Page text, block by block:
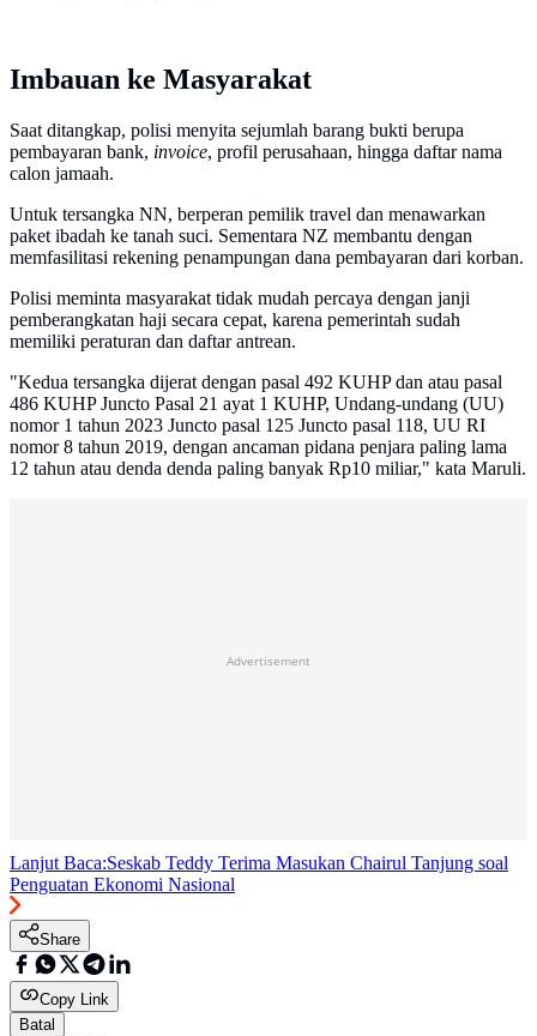
Imbauan ke Masyarakat
Saat ditangkap, polisi menyita sejumlah barang bukti berupa
pembayaran bank, invoice, profil perusahaan, hingga daftar nama
calon jamaah.
Untuk tersangka NN, berperan pemilik travel dan menawarkan
paket ibadah ke tanah suci. Sementara NZ membantu dengan
memfasilitasi rekening penampungan dana pembayaran dari korban.
Polisi meminta masyarakat tidak mudah percaya dengan janji
pemberangkatan haji secara cepat, karena pemerintah sudah
memiliki peraturan dan daftar antrean.
"Kedua tersangka dijerat dengan pasal 492 KUHP dan atau pasal
486 KUHP Juncto Pasal 21 ayat 1 KUHP, Undang-undang (UU)
nomor 1 tahun 2023 Juncto pasal 125 Juncto pasal 118, UU RI
nomor 8 tahun 2019, dengan ancaman pidana penjara paling lama
12 tahun atau denda denda paling banyak Rp10 miliar," kata Maruli.
Advertisement
Lanjut Baca:Seskab Teddy Terima Masukan Chairul Tanjung soal
Penguatan Ekonomi Nasional
Share
Copy Link
Batal